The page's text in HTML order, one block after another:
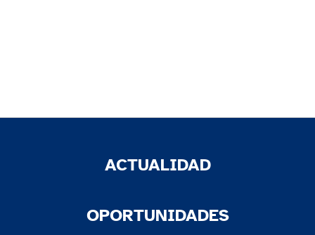
ACTUALIDAD
OPORTUNIDADES